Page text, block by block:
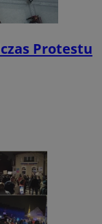
Protestu